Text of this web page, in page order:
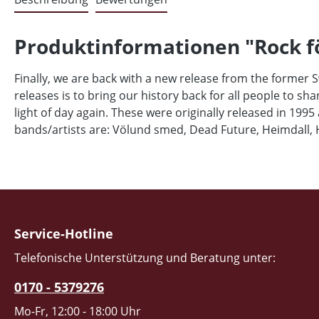
Produktinformationen "Rock
Finally, we are back with a new release from the former
releases is to bring our history back for all people to
light of day again. These were originally released in
bands/artists are: Völund smed, Dead Future,
Service-Hotline
Telefonische Unterstützung und Beratung unter:
0170 - 5379276
Mo-Fr, 12:00 - 18:00 Uhr